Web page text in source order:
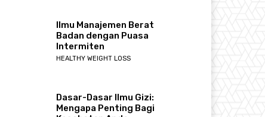
Ilmu Manajemen Berat
Badan dengan Puasa
Intermiten
HEALTHY WEIGHT LOSS
Dasar-Dasar Ilmu Gizi:
Mengapa Penting Bagi